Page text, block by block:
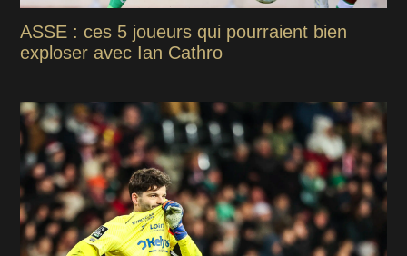
ASSE : ces 5 joueurs qui pourraient bien
exploser avec Ian Cathro